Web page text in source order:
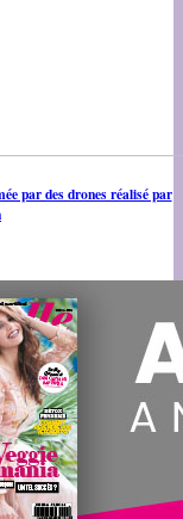
par des drones réalisé par